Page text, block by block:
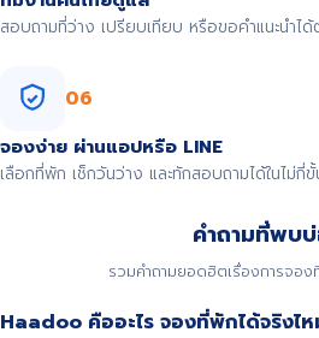
สอบถามที่ว่าง เปรียบเทียบ หรือขอคำแนะนำไ
06
จองง่าย ผ่านแอปหรือ LINE
เลือกที่พัก เช็กวันว่าง และทักสอบถามได้ในไม่
คำถามที่พบ
รวมคำถามยอดฮิตเรื่องการจ
Haadoo คืออะไร จองที่พักได้จริงไ